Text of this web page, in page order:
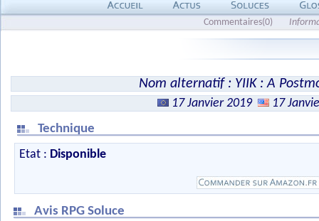
Commentaires(0)
Nom alternatif : YIIK : A
17 Janvier 2019
17
Technique
Etat : Disponible
Avis RPG Soluce